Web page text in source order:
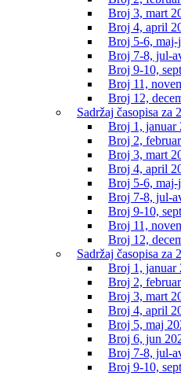
Broj 3, mart
Broj 4, april
Broj 5-6, maj-
Broj 7-8, jul-
Broj 9-10,
Broj 11,
Broj 12,
Sadržaj časopisa za
Broj 1, januar
Broj 2,
Broj 3, mart
Broj 4, april
Broj 5-6, maj-
Broj 7-8, jul-
Broj 9-10,
Broj 11,
Broj 12,
Sadržaj časopisa za
Broj 1, januar
Broj 2,
Broj 3, mart
Broj 4, april
Broj 5, maj
Broj 6, jun
Broj 7-8, jul-
Broj 9-10,